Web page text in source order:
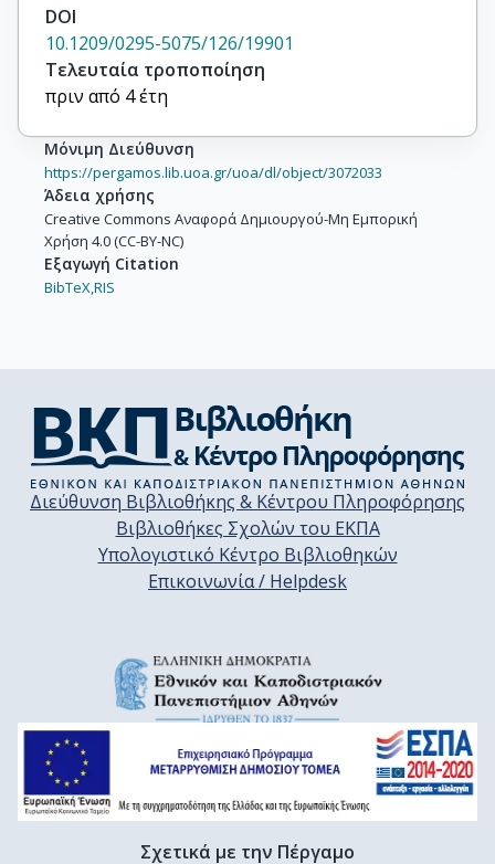
DOI
10.1209/0295-5075/126/19901
Τελευταία τροποποίηση
πριν από 4 έτη
Μόνιμη Διεύθυνση
https://pergamos.lib.uoa.gr/uoa/dl/object/3072033
Άδεια χρήσης
Creative Commons Αναφορά Δημιουργού-Μη Εμπορική
Χρήση 4.0 (CC-BY-NC)
Εξαγωγή Citation
BibTeX,RIS
Διεύθυνση Βιβλιοθήκης & Κέντρου Πληροφόρησης
Βιβλιοθήκες Σχολών του ΕΚΠΑ
Υπολογιστικό Κέντρο Βιβλιοθηκών
Επικοινωνία / Helpdesk
Σχετικά με την Πέργαμο